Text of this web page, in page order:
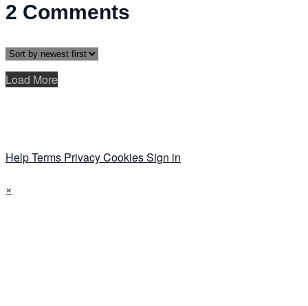
2 Comments
Load More
HelpTerms PrivacyCookiesSign in
×